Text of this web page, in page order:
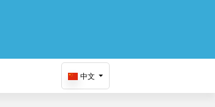
中文